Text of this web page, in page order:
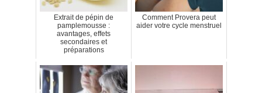
Extrait de pépin de
pamplemousse :
avantages, effets
secondaires et
préparations
Comment Provera peut
aider votre cycle menstruel